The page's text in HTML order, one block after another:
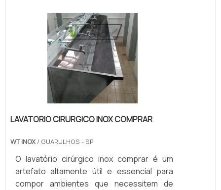
aparecer alguns defeitos como buracos e
marcas, e quando constatados reiniciamos
o processo.VEJA QUAIS SÃO OS TIPOS DE
ELASTÔMEROS PARA REVESTIMENTOCaso
LAVATORIO CIRURGICO INOX COMPRAR
WT INOX / GUARULHOS - SP
O lavatório cirúrgico inox comprar é um
artefato altamente útil e essencial para
compor ambientes que necessitem de